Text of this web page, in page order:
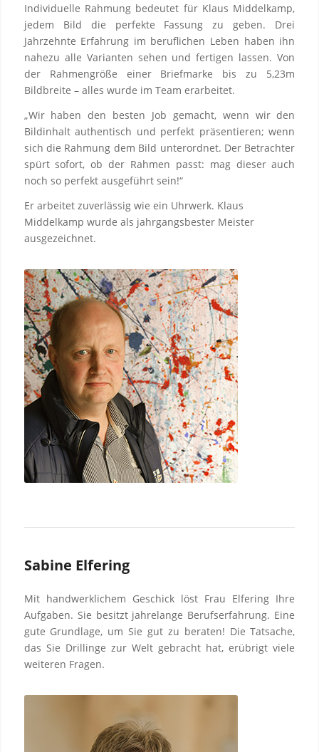
Individuelle Rahmung bedeutet für Klaus Middelkamp,
jedem Bild die perfekte Fassung zu geben. Drei
Jahrzehnte Erfahrung im beruflichen Leben haben ihn
nahezu alle Varianten sehen und fertigen lassen. Von
der Rahmengröße einer Briefmarke bis zu 5,23m
Bildbreite – alles wurde im Team erarbeitet.
„Wir haben den besten Job gemacht, wenn wir den
Bildinhalt authentisch und perfekt präsentieren; wenn
sich die Rahmung dem Bild unterordnet. Der Betrachter
spürt sofort, ob der Rahmen passt: mag dieser auch
noch so perfekt ausgeführt sein!“
Er arbeitet zuverlässig wie ein Uhrwerk. Klaus
Middelkamp wurde als jahrgangsbester Meister
ausgezeichnet.
Sabine Elfering
Mit handwerklichem Geschick löst Frau Elfering Ihre
Aufgaben. Sie besitzt jahrelange Berufserfahrung. Eine
gute Grundlage, um Sie gut zu beraten! Die Tatsache,
das Sie Drillinge zur Welt gebracht hat, erübrigt viele
weiteren Fragen.